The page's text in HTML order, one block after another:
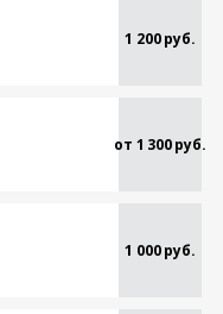
1 200 руб.
от 1 300 руб.
1 000 руб.